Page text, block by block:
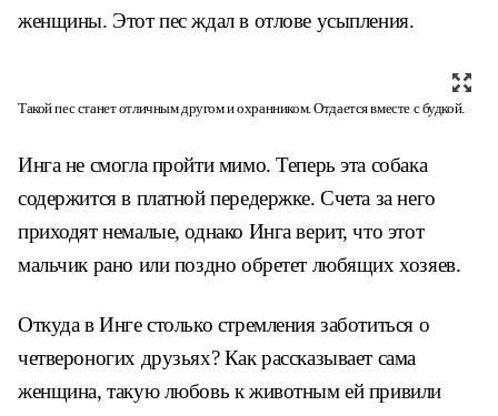
женщины. Этот пес ждал в отлове усыпления.
Такой пес станет отличным другом и охранником. Отдается вместе с будкой.
Инга не смогла пройти мимо. Теперь эта собака
содержится в платной передержке. Счета за него
приходят немалые, однако Инга верит, что этот
мальчик рано или поздно обретет любящих хозяев.
Откуда в Инге столько стремления заботиться о
четвероногих друзьях? Как рассказывает сама
женщина, такую любовь к животным ей привили